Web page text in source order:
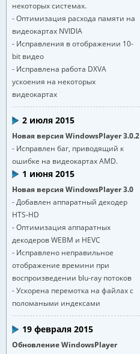
некоторых системах.
- Оптимизация расхода памяти на
видеокартах NVIDIA
- Исправления в отображении 10-
bit видео
- Исправлена работа DXVA
ускоения на некоторых
видеокартах
2 июля 2015
Новая версия WindowsPlayer 3.0.2
- Исправлен баг, приводящий к
ошибке на видеокартах AMD.
1 июня 2015
Новая версия WindowsPlayer 3.0
- Добавлен аппаратный декодер
HTS-HD
- Оптимизация аппаратных
декодеров WEBM и HEVC
- Исправлено неправильное
отображение времини при
воспроизведении blu-ray потоков
- Ускорена перемотка на файлах с
поломаными индексами
19 февраля 2015
Обновление WindowsPlayer